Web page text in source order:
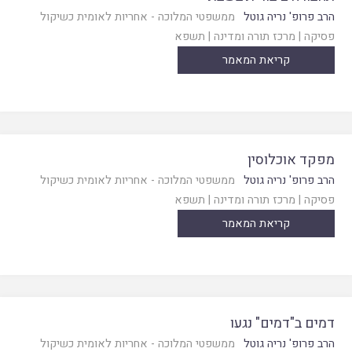
הרב פרופ' נריה גוטל ממשפטי המלוכה - אחריות לאומית כשיקול
פסיקה | מרכז תורה ומדינה | תשפא
קריאת המאמר
מפקד אוכלוסין
הרב פרופ' נריה גוטל ממשפטי המלוכה - אחריות לאומית כשיקול
פסיקה | מרכז תורה ומדינה | תשפא
קריאת המאמר
דמים ב"דמים" נגעו
הרב פרופ' נריה גוטל ממשפטי המלוכה - אחריות לאומית כשיקול